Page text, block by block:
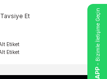
Tavsiye Et
- Bizimle İletişime Geçin